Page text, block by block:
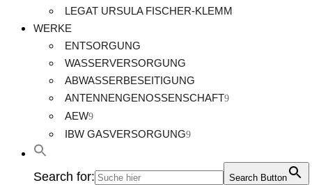
LEGAT URSULA FISCHER-KLEMM
WERKE
ENTSORGUNG
WASSERVERSORGUNG
ABWASSERBESEITIGUNG
ANTENNENGENOSSENSCHAFT
AEW
IBW GASVERSORGUNG
Search for: Search Button